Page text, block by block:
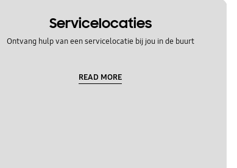
Servicelocaties
Ontvang hulp van een servicelocatie bij jou in de buurt
READ MORE